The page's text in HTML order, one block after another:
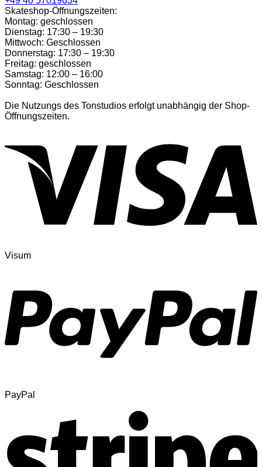
Skateshop-Öffnungszeiten:
Montag: geschlossen
Dienstag: 17:30 – 19:30
Mittwoch: Geschlossen
Donnerstag: 17:30 – 19:30
Freitag: geschlossen
Samstag: 12:00 – 16:00
Sonntag: Geschlossen
Die Nutzungs des Tonstudios erfolgt unabhängig der Shop-
Öffnungszeiten.
Visum
PayPal